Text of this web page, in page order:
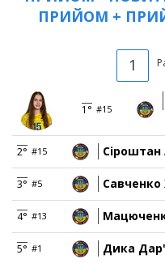
ПРИЙОМ +
1
1° #15
2° #15 Сіроштан
3° #5 Савченко
4° #13
5° #1 Дика